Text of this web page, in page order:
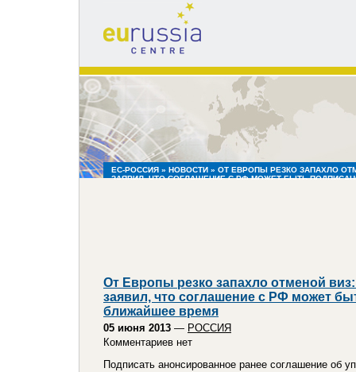
eurussia
centre
ЕС-РОССИЯ » НОВОСТИ » ОТ ЕВРОПЫ РЕЗКО ЗАПАХЛО
ЗАЯВИЛ, ЧТО СОГЛАШЕНИЕ С РФ МОЖЕТ БЫТЬ
От Европы резко запахло отменой
заявил, что соглашение с РФ может
ближайшее время
05 июня 2013 — РОССИЯ
Комментариев нет
Подписать анонсированное ранее соглашение об